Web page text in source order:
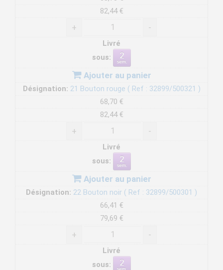
82,44 €
+ -
Livré
sous:
Ajouter au panier
Désignation: 21 Bouton rouge ( Ref : 32899/500321 )
68,70 €
82,44 €
+ -
Livré
sous:
Ajouter au panier
Désignation: 22 Bouton noir ( Ref : 32899/500301 )
66,41 €
79,69 €
+ -
Livré
sous: